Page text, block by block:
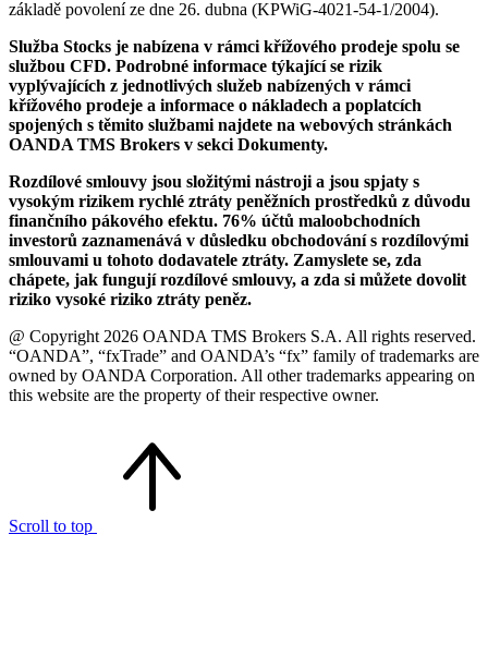
základě povolení ze dne 26. dubna (KPWiG-4021-54-1/2004).
Služba Stocks je nabízena v rámci křížového prodeje spolu se
službou CFD. Podrobné informace týkající se rizik
vyplývajících z jednotlivých služeb nabízených v rámci
křížového prodeje a informace o nákladech a poplatcích
spojených s těmito službami najdete na webových stránkách
OANDA TMS Brokers v sekci Dokumenty.
Rozdílové smlouvy jsou složitými nástroji a jsou spjaty s
vysokým rizikem rychlé ztráty peněžních prostředků z důvodu
finančního pákového efektu. 76% účtů maloobchodních
investorů zaznamenává v důsledku obchodování s rozdílovými
smlouvami u tohoto dodavatele ztráty. Zamyslete se, zda
chápete, jak fungují rozdílové smlouvy, a zda si můžete dovolit
riziko vysoké riziko ztráty peněz.
@ Copyright 2026 OANDA TMS Brokers S.A. All rights reserved.
“OANDA”, “fxTrade” and OANDA’s “fx” family of trademarks are
owned by OANDA Corporation. All other trademarks appearing on
this website are the property of their respective owner.
Scroll to top